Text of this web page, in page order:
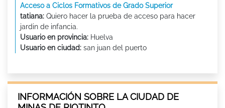
Acceso a Ciclos Formativos de Grado Superior
tatiana: Quiero hacer la prueba de acceso para hacer
jardin de infancia.
Usuario en provincia: Huelva
Usuario en ciudad: san juan del puerto
INFORMACIÓN SOBRE LA CIUDAD DE